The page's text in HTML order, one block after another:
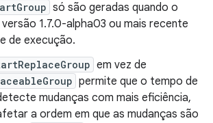
só são geradas quando o
1.7.0-alpha03 ou mais recente
de execução.
em vez de
permite que o tempo de
mudanças com mais eficiência,
a ordem em que as mudanças são